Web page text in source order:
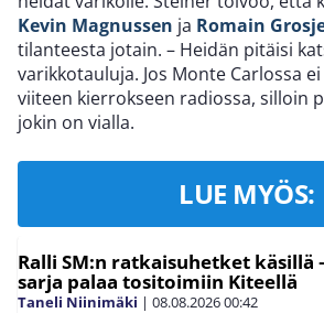
Kevin Magnussen ja Romain
tilanteesta jotain. – Heidän pitäisi
varikkotauluja. Jos Monte Carlossa
viiteen kierrokseen radiossa, silloin
jokin on vialla.
LUE MYÖS:
Ralli SM:n ratkaisuhetket käsillä
sarja palaa tositoimiin Kiteellä
Taneli Niinimäki | 08.08.202600:42